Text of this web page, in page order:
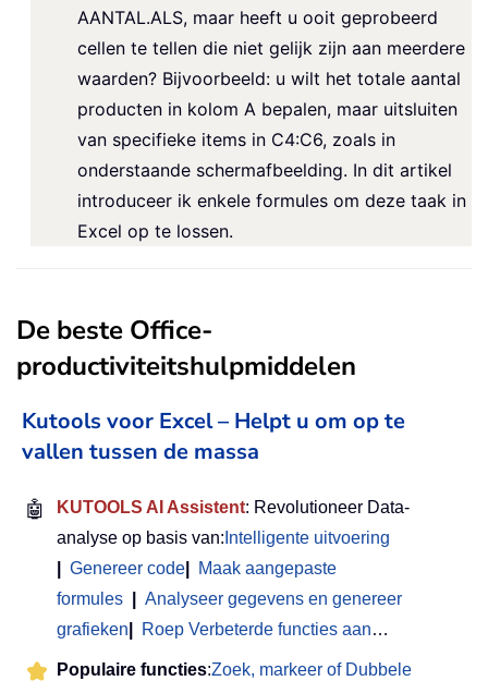
AANTAL.ALS, maar heeft u ooit geprobeerd
cellen te tellen die niet gelijk zijn aan meerdere
waarden? Bijvoorbeeld: u wilt het totale aantal
producten in kolom A bepalen, maar uitsluiten
van specifieke items in C4:C6, zoals in
onderstaande schermafbeelding. In dit artikel
introduceer ik enkele formules om deze taak in
Excel op te lossen.
De beste Office-
productiviteitshulpmiddelen
Kutools voor Excel – Helpt u om op te
vallen tussen de massa
🤖 KUTOOLS AI Assistent: Revolutioneer Data-
analyse op basis van: Intelligente uitvoering
Genereer code
Maak aangepaste
formules
Analyseer gegevens en genereer
grafieken
Roep Verbeterde functies aan…
Populaire functies:Zoek, markeer of Dubbele